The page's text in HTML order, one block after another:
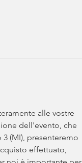
alle vostre
dell'evento, che
(MI), presenteremo
effettuato,